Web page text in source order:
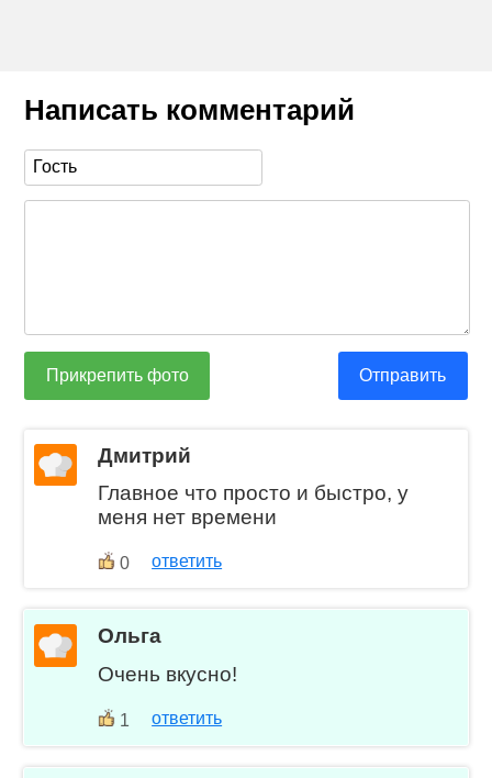
Написать комментарий
Прикрепить фото Отправить
Дмитрий
Главное что просто и быстро, у
меня нет времени
0 ответить
Ольга
Очень вкусно!
1 ответить